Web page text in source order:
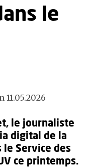
le
le journaliste
digital de la
le Service des
ce printemps.